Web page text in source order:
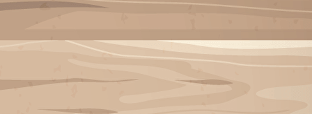
Exporter les lignes sélectionnées
Exporter uniquement les colonnes affichées